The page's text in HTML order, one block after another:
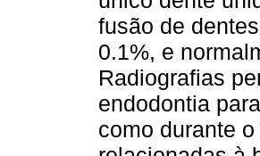
fusão de
0.1%, e
Radiografias
endodontia
como durante